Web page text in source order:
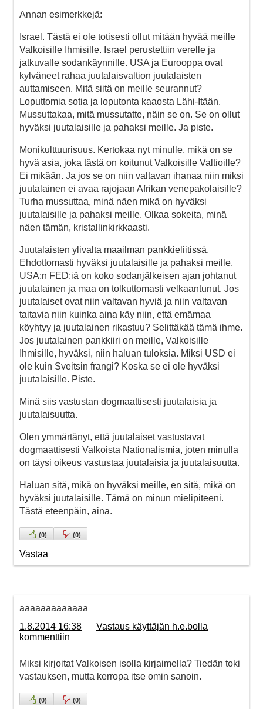
Annan esimerkkejä:
Israel. Tästä ei ole totisesti ollut mitään hyvää meille
Valkoisille Ihmisille. Israel perustettiin verelle ja
jatkuvalle sodankäynnille. USA ja Eurooppa ovat
kylväneet rahaa juutalaisvaltion juutalaisten
auttamiseen. Mitä siitä on meille seurannut?
Loputtomia sotia ja loputonta kaaosta Lähi-Itään.
Mussuttakaa, mitä mussutatte, näin se on. Se on ollut
hyväksi juutalaisille ja pahaksi meille. Ja piste.
Monikulttuurisuus. Kertokaa nyt minulle, mikä on se
hyvä asia, joka tästä on koitunut Valkoisille Valtioille?
Ei mikään. Ja jos se on niin valtavan ihanaa niin miksi
juutalainen ei avaa rajojaan Afrikan venepakolaisille?
Turha mussuttaa, minä näen mikä on hyväksi
juutalaisille ja pahaksi meille. Olkaa sokeita, minä
näen tämän, kristallinkirkkaasti.
Juutalaisten ylivalta maailman pankkieliitissä.
Ehdottomasti hyväksi juutalaisille ja pahaksi meille.
USA:n FED:iä on koko sodanjälkeisen ajan johtanut
juutalainen ja maa on tolkuttomasti velkaantunut. Jos
juutalaiset ovat niin valtavan hyviä ja niin valtavan
taitavia niin kuinka aina käy niin, että emämaa
köyhtyy ja juutalainen rikastuu? Selittäkää tämä ihme.
Jos juutalainen pankkiiri on meille, Valkoisille
Ihmisille, hyväksi, niin haluan tuloksia. Miksi USD ei
ole kuin Sveitsin frangi? Koska se ei ole hyväksi
juutalaisille. Piste.
Minä siis vastustan dogmaattisesti juutalaisia ja
juutalaisuutta.
Olen ymmärtänyt, että juutalaiset vastustavat
dogmaattisesti Valkoista Nationalismia, joten minulla
on täysi oikeus vastustaa juutalaisia ja juutalaisuutta.
Haluan sitä, mikä on hyväksi meille, en sitä, mikä on
hyväksi juutalaisille. Tämä on minun mielipiteeni.
Tästä eteenpäin, aina.
(0) (0)
Vastaa
aaaaaaaaaaaaa
1.8.2014 16:38
Vastaus käyttäjän h.e.bolla
kommenttiin
Miksi kirjoitat Valkoisen isolla kirjaimella? Tiedän toki
vastauksen, mutta kerropa itse omin sanoin.
(0) (0)